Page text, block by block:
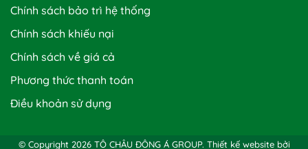
Chính sách bảo trì hệ thống
Chính sách khiếu nại
Chính sách về giá cả
Phương thức thanh toán
Điều khoản sử dụng
© Copyright 2026 TÔ CHÂU ĐÔNG Á GROUP. Thiết kế website bởi